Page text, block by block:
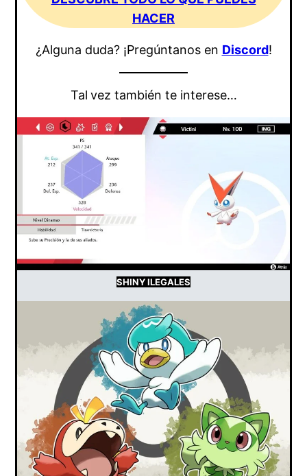
HACER
¿Alguna duda? ¡Pregúntanos en Discord!
Tal vez también te interese…
SHINY ILEGALES